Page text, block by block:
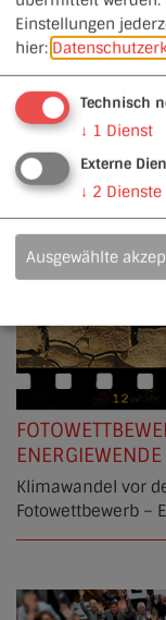
ab sofort nur
Klimawandel vor
Fotowettbewerb –
Einstellungen
hier:
Technisch
↓ 1 Dienst
Externe
↓ 2 Dienste
Ausgewählte